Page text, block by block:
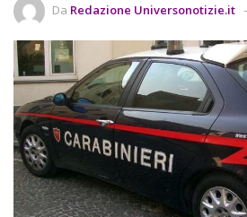
Da Redazione Universonotizie.it